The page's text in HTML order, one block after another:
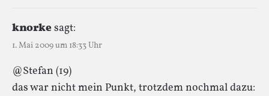
knorkesagt:
1. Mai 2009 um 18:33 Uhr
@Stefan (19)
das war nicht mein Punkt, trotzdem nochmal dazu: